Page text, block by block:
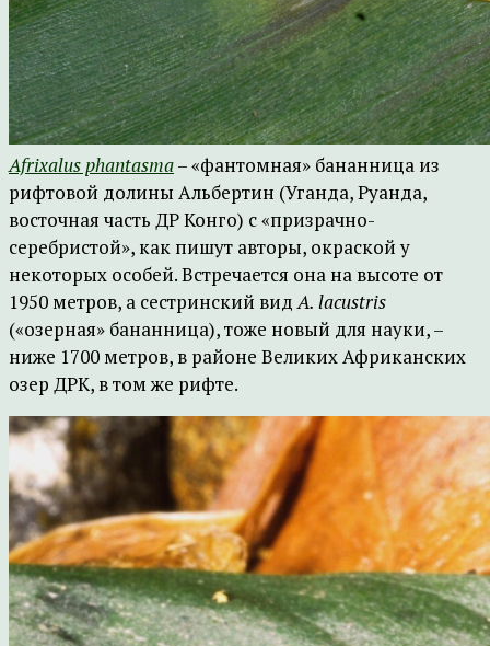
Afrixalus phantasma– «фантомная» бананница из
рифтовой долины Альбертин (Уганда, Руанда,
восточная часть ДР Конго) с «призрачно-
серебристой», как пишут авторы, окраской у
некоторых особей. Встречается она на высоте от
1950 метров, а сестринский видA. lacustris
(«озерная» бананница), тоже новый для науки, –
ниже 1700 метров, в районе Великих Африканских
озер ДРК, в том же рифте.